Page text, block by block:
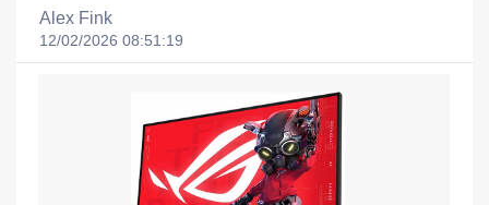
prijs biedt, essentieel voor een efficiëntere en
gelukkigere levensstijl. Xiaomi staat bekend om zijn
middel van slimme, kostenefficiënte innovaties breidt
het technologie uit tot het dagelijks leven van
mensen uit alle lagen van de samenleving. In dit
artikel nemen we drie opvallende apparaten onder
Alex Fink
12/02/2026 08:51:19